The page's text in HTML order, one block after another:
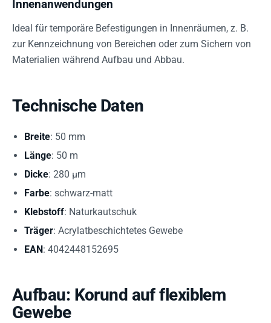
Innenanwendungen
Ideal für temporäre Befestigungen in Innenräumen, z. B.
zur Kennzeichnung von Bereichen oder zum Sichern von
Materialien während Aufbau und Abbau.
Technische Daten
Breite: 50 mm
Länge: 50 m
Dicke: 280 µm
Farbe: schwarz-matt
Klebstoff: Naturkautschuk
Träger: Acrylatbeschichtetes Gewebe
EAN: 4042448152695
Aufbau: Korund auf flexiblem
Gewebe